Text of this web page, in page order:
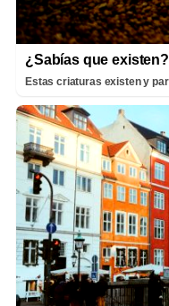
¿Sabías que existen?
Estas criaturas existen y